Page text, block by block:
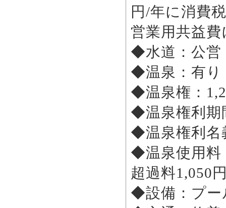
円/年に消
営業用共益
◆水道：公営
◆温泉：有り
◆温泉権：
◆温泉権利期
◆温泉権利名
◆温泉使用
超過料1,050
◆設備：プー